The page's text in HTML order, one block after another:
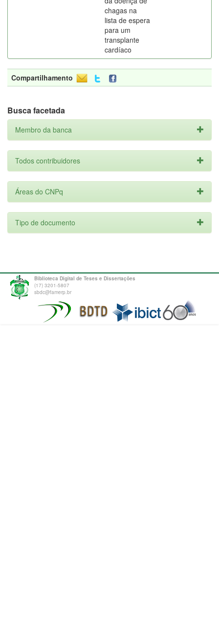
chagas na
lista de espera
para um
transplante
cardíaco
Compartilhamento
Busca facetada
Membro da banca
Todos contribuidores
Áreas do CNPq
Tipo de documento
Biblioteca Digital de Teses e Dissertações
(17) 3201-5807
sbdc@famerp.br